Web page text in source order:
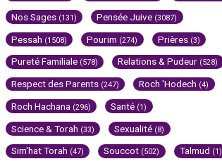
Nos Sages (131) Pensée Juive (3087)
Pessah (1508) Pourim (274) Prières (3)
Pureté Familiale (578) Relations & Pudeur (528)
Respect des Parents (247) Roch 'Hodech (4)
Roch Hachana (296) Santé (1)
Science & Torah (33) Sexualité (8)
Sim'hat Torah (47) Souccot (502) Talmud (1)